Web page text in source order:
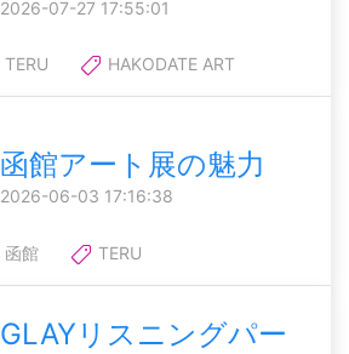
2026-07-27 17:55:01
TERU HAKODATE ART
函館アート展の魅力
2026-06-03 17:16:38
函館 TERU
GLAYリスニングパー